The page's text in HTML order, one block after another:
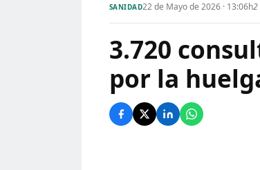
SANIDAD22 de Mayo de 2026 · 13:06h2
3.720
por la